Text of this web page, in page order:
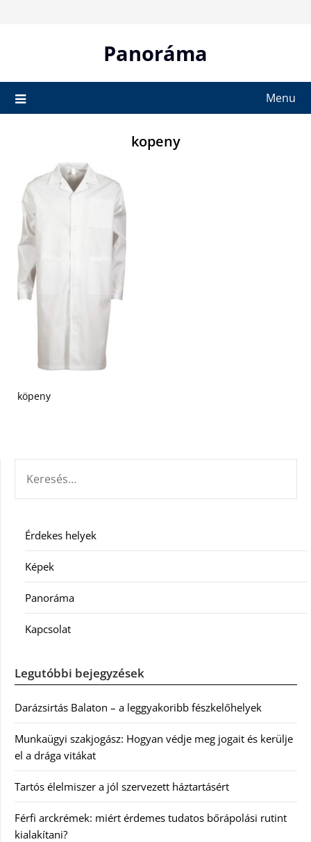
Panoráma
Menu
kopeny
köpeny
Érdekes helyek
Képek
Panoráma
Kapcsolat
Legutóbbi bejegyzések
Darázsirtás Balaton – a leggyakoribb fészkelőhelyek
Munkaügyi szakjogász: Hogyan védje meg jogait és kerülje
el a drága vitákat
Tartós élelmiszer a jól szervezett háztartásért
Férfi arckrémek: miért érdemes tudatos bőrápolási rutint
kialakítani?